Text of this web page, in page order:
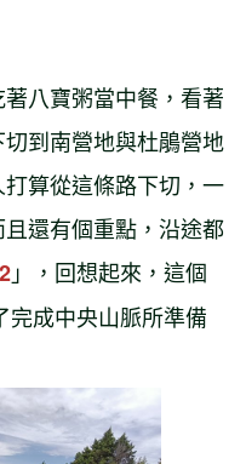
八寶粥當中餐，看著
到南營地與杜鵑營地
算從這條路下切，一
還有個重點，沿途都
」，回想起來，這個
完成中央山脈所準備